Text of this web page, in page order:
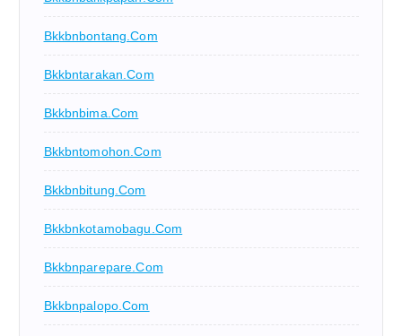
Bkkbnbontang.com
Bkkbntarakan.com
Bkkbnbima.com
Bkkbntomohon.com
Bkkbnbitung.com
Bkkbnkotamobagu.com
Bkkbnparepare.com
Bkkbnpalopo.com